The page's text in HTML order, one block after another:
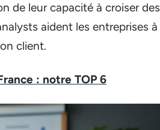
de leur capacité à croiser des
aident les entreprises à
client.
: notre TOP 6